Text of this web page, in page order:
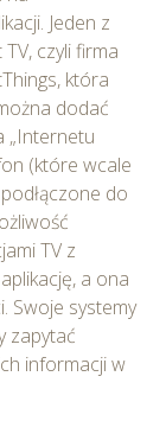
– pliki
zgodę na
plików
we
zgody jest
zmiany
chwili za
cookie”
– pliki
Jeden z
czyli firma
która
dodać
„Internetu
(które wcale
do
TV z
a ona
Swoje systemy
zapytać
informacji w